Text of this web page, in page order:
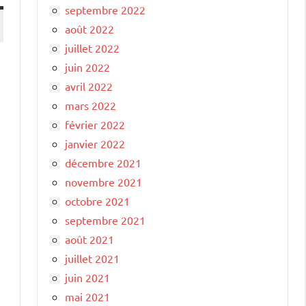
septembre 2022
août 2022
juillet 2022
juin 2022
avril 2022
mars 2022
février 2022
janvier 2022
décembre 2021
novembre 2021
octobre 2021
septembre 2021
août 2021
juillet 2021
juin 2021
mai 2021